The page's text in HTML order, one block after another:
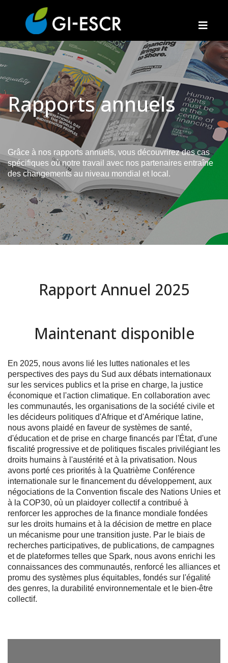
Rapports annuels
Grâce à nos rapports annuels, vous découvrirez des cas
spécifiques où notre travail avec nos partenaires entraîne
des changements au niveau mondial et local.
Rapport Annuel 2025
Maintenant disponible
En 2025, nous avons lié les luttes nationales et les
perspectives des pays du Sud aux débats internationaux
sur les services publics et la prise en charge, la justice
économique et l'action climatique. En collaboration avec
les communautés, les organisations de la société civile et
les décideurs politiques d'Afrique et d'Amérique latine,
nous avons plaidé en faveur de systèmes de santé,
d'éducation et de prise en charge financés par l'État, d'une
fiscalité progressive et de politiques fiscales privilégiant les
droits humains à l'austérité et à la privatisation. Nous
avons porté ces priorités à la Quatrième Conférence
internationale sur le financement du développement, aux
négociations de la Convention fiscale des Nations Unies et
à la COP30, où un plaidoyer collectif a contribué à
renforcer les approches de la finance mondiale fondées
sur les droits humains et à la décision de mettre en place
un mécanisme pour une transition juste. Par le biais de
recherches participatives, de publications, de campagnes
et de plateformes telles que Spark, nous avons enrichi les
connaissances des communautés, renforcé les alliances et
promu des systèmes plus équitables, fondés sur l'égalité
des genres, la durabilité environnementale et le bien-être
collectif.